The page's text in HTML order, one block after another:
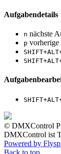
Aufgabendetails
n nächste
p
© DMXControl
DMXControl ist
Powered by
Back to top